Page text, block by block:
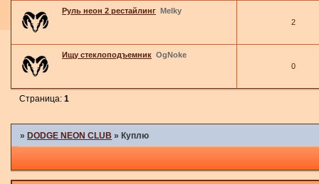
Руль неон 2 рестайлинг Melky
2
Ищу стеклоподъемник OgNoke
0
Страница:1
» DODGE NEON CLUB » Куплю